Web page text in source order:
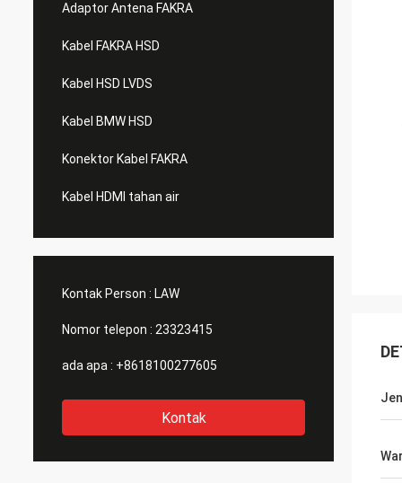
Adaptor Antena FAKRA
Kabel FAKRA HSD
Kabel HSD LVDS
Kabel BMW HSD
Konektor Kabel FAKRA
Kabel HDMI tahan air
Kontak Person : LAW
Nomor telepon : 23323415
ada apa : +8618100277605
Kontak